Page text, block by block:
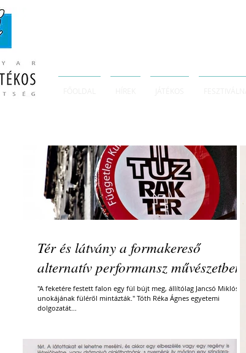
Tér és látvány a formakereső
alternatív performansz művészetben
"A feketére festett falon egy fül bújt meg, állítólag Jancsó Miklós
unokájának füléről mintázták." Tóth Réka Ágnes egyetemi
dolgozatát...